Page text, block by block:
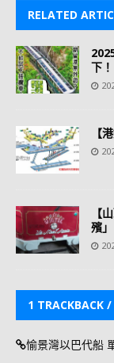
RELATED
下！
【
【
殯」
1 TRACKBACK
愉景灣以巴代船